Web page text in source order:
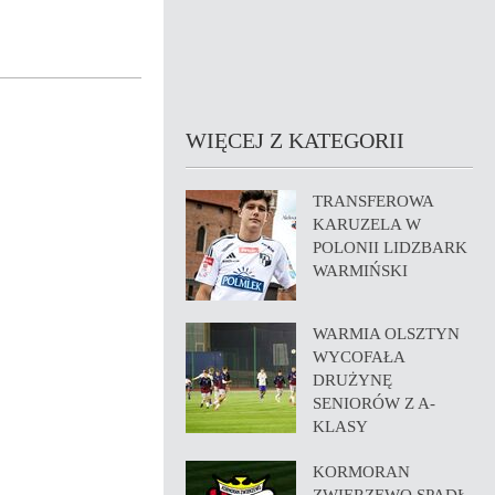
WIĘCEJ Z KATEGORII
TRANSFEROWA
KARUZELA W
POLONII LIDZBARK
WARMIŃSKI
WARMIA OLSZTYN
WYCOFAŁA
DRUŻYNĘ
SENIORÓW Z A-
KLASY
KORMORAN